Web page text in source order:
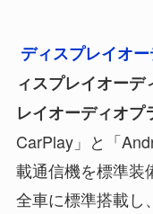
ディスプレイオ
ィスプレイオーデ
レイオーディオプ
CarPlay」と「
載通信機を標準装
全車に標準搭載し